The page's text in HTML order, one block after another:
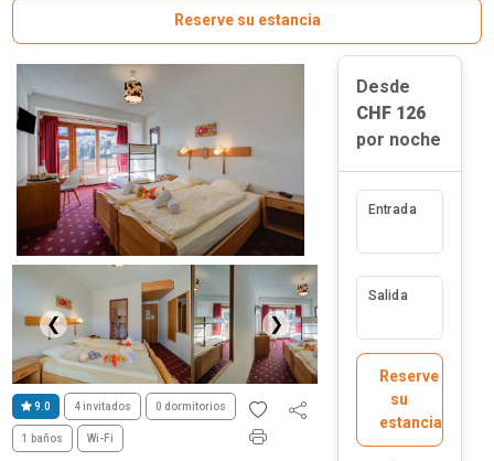
Reserve su estancia
❮ ❯
9.0 4 invitados 0 dormitorios
1 baños Wi-Fi
Desde
CHF 126
por noche
Entrada
Salida
Reserve
su
estancia